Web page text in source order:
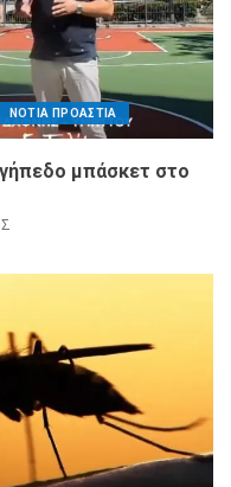
ΝΟΤΙΑ ΠΡΟΑΣΤΙΑ
μπάσκετ στο